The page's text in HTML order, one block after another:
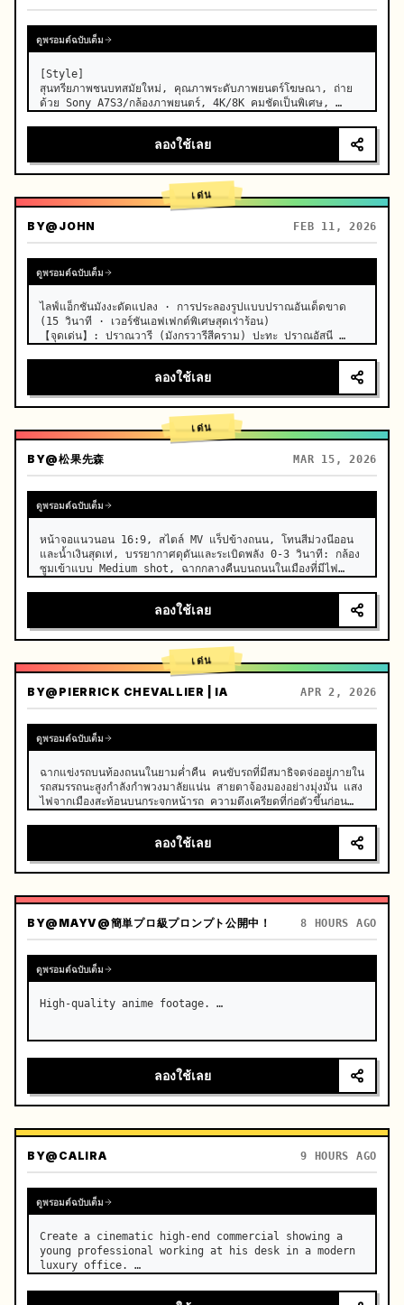
ดูพรอมต์ฉบับเต็ม
[Style]
สุนทรียภาพชนบทสมัยใหม่, คุณภาพระดับภาพยนตร์โฆษณา, ถ่าย
ด้วย Sony A7S3/กล้องภาพยนตร์, 4K/8K คมชัดเป็นพิเศษ,
[Scene]
ห้องครัวฟาร์มเฮาส์สมัยใหม่ที่ได้รับการดูแลอย่างดี, ด้านหลังเป็นสวน
ลองใช้เลย
เด่น
BY@JOHN FEB 11, 2026
ดูพรอมต์ฉบับเต็ม
ไลฟ์แอ็กชันมังงะดัดแปลง · การประลองรูปแบบปราณอันเด็ดขาด
(15 วินาที · เวอร์ชันเอฟเฟกต์พิเศษสุดเร่าร้อน)
【จุดเด่น】: ปราณวารี (มังกรวารีสีคราม) ปะทะ ปราณอัสนี
【สไตล์】: คุณภาพภาพยนตร์ไลฟ์แอ็กชันมังงะดัดแปลงสไตล์ฮอล
ลองใช้เลย
เด่น
BY@松果先森 MAR 15, 2026
ดูพรอมต์ฉบับเต็ม
หน้าจอแนวนอน 16:9, สไตล์ MV แร็ปข้างถนน, โทนสีม่วงนีออน
และน้ำเงินสุดเท่, บรรยากาศดุดันและระเบิดพลัง 0-3 วินาที: กล้อง
ซูมเข้าแบบ Medium shot, ฉากกลางคืนบนถนนในเมืองที่มีไฟ
ลองใช้เลย
เด่น
BY@PIERRICK CHEVALLIER | IA APR 2, 2026
ดูพรอมต์ฉบับเต็ม
ฉากแข่งรถบนท้องถนนในยามค่ำคืน คนขับรถที่มีสมาธิจดจ่ออยู่ภายใน
รถสมรรถนะสูงกำลังกำพวงมาลัยแน่น สายตาจ้องมองอย่างมุ่งมั่น แสง
ไฟจากเมืองสะท้อนบนกระจกหน้ารถ ความตึงเครียดที่ก่อตัวขึ้นก่อน
กล้อง: ระบบหลายมุมมองที่รวดเร็วพร้อมการเปลี่ยนผ่…
ลองใช้เลย
BY@MAYV@簡単プロ級プロンプト公開中！ 8 HOURS AGO
ดูพรอมต์ฉบับเต็ม
High-quality anime footage. …
ลองใช้เลย
BY@CALIRA 9 HOURS AGO
ดูพรอมต์ฉบับเต็ม
Create a cinematic high-end commercial showing a
young professional working at his desk in a modern
luxury office. …